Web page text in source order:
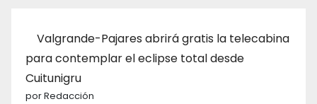
Valgrande-Pajares abrirá gratis la telecabina
para contemplar el eclipse total desde
Cuitunigru
por Redacción